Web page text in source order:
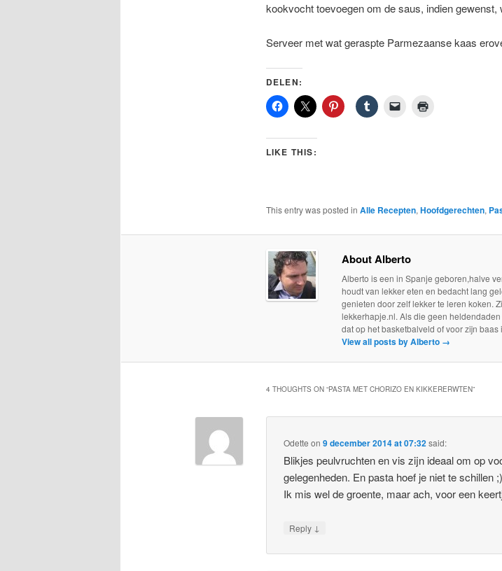
kookvocht toevoegen om de saus, indien gewenst,
Serveer met wat geraspte Parmezaanse kaas
DELEN:
LIKE THIS:
This entry was posted in Alle Recepten, Hoofdgerechten,
About Alberto
Alberto is een in Spanje geboren,halve
houdt van lekker eten en bedacht lang
genieten door zelf lekker te leren koken.
lekkerhapje.nl. Als die geen
dat op het basketbalveld of voor zijn baas
View all posts by Alberto →
4 THOUGHTS ON “PASTA MET CHORIZO EN KIKKERERWTEN”
Odette on9 december 2014 at 07:32said:
Blikjes peulvruchten en vis zijn ideaal om op
gelegenheden. En pasta hoef je niet te schillen ;)
Ik mis wel de groente, maar ach, voor een
Reply ↓